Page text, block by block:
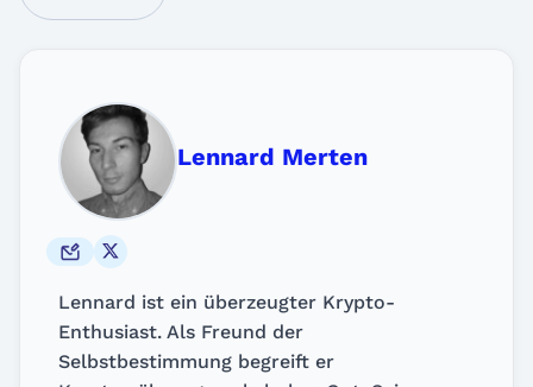
Lennard Merten
Lennard ist ein überzeugter Krypto-
Enthusiast. Als Freund der
Selbstbestimmung begreift er